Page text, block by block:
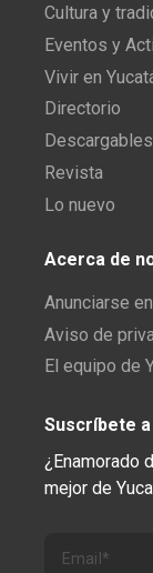
Cultura y
Eventos y
Vivir en
Directorio
Descargables
Revista
Lo nuevo
Acerca de
Anunciarse
Aviso de
El equipo de
Suscríbete
¿Enamorado
mejor de